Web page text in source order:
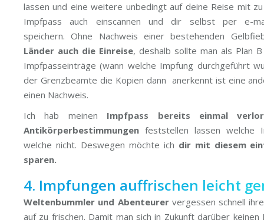
lassen und eine weitere unbedingt auf deine Reise mit
Impfpass auch einscannen und dir selbst per e-
speichern. Ohne Nachweis einer bestehenden
Länder auch die Einreise, deshalb sollte man als Plan
Impfpasseinträge (wann welche Impfung durchgeführt
der Grenzbeamte die Kopien dann anerkennt ist eine
einen Nachweis.
Ich hab meinen Impfpass bereits einmal
Antikörperbestimmungen feststellen lassen welche
welche nicht. Deswegen möchte ich dir mit diesem
sparen.
4. Impfungen auffrischen leicht
Weltenbummler und Abenteurervergessen schnell
auf zu frischen. Damit man sich in Zukunft darüber